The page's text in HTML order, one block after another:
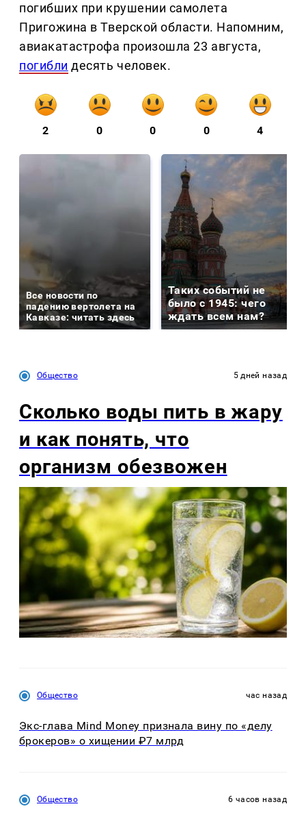
погибших при крушении самолета
Пригожина в Тверской области. Напомним,
авиакатастрофа произошла 23 августа,
погибли десять человек.
2 0 0 0 4
Все новости по
падению вертолета на
Кавказе: читать здесь
Таких событий не
было с 1945: чего
ждать всем нам?
Общество 5 дней назад
Сколько воды пить в жару
и как понять, что
организм обезвожен
Общество час назад
Экс-глава Mind Money признала вину по «делу
брокеров» о хищении ₽7 млрд
Общество 6 часов назад